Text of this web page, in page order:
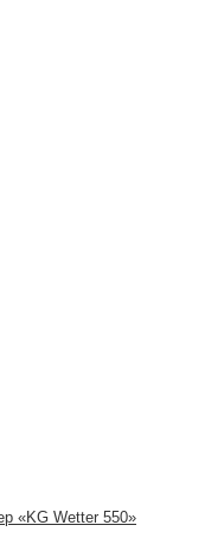
«KG Wetter 550»